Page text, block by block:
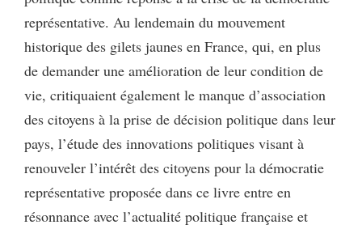
représentative. Au lendemain du mouvement
historique des gilets jaunes en France, qui, en plus
de demander une amélioration de leur condition de
vie, critiquaient également le manque d’association
des citoyens à la prise de décision politique dans leur
pays, l’étude des innovations politiques visant à
renouveler l’intérêt des citoyens pour la démocratie
représentative proposée dans ce livre entre en
résonnance avec l’actualité politique française et